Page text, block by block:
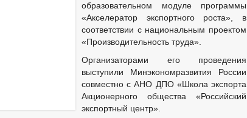
образовательном модуле программы
«Акселератор экспортного роста», в
соответствии с национальным проектом
«Производительность труда».
Организаторами его проведения
выступили Минэкономразвития России
совместно с АНО ДПО «Школа экспорта
Акционерного общества «Российский
экспортный центр».